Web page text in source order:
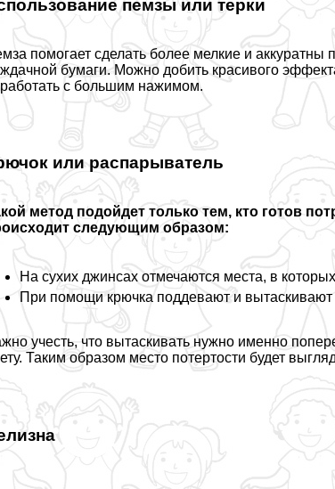
пемзы или терки
помогает сделать более мелкие и аккуратны
бумаги. Можно добить красивого
с большим нажимом.
или распарыватель
метод подойдет только тем, кто готов
следующим образом:
На сухих джинсах отмечаются места, в
При помощи крючка поддевают и
учесть, что вытаскивать нужно именно
Таким образом место потертости будет